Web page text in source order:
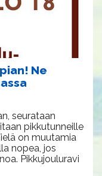
Ne
seurataan
pikkutunneille
on muutamia
nopea, jos
Pikkujouluravi